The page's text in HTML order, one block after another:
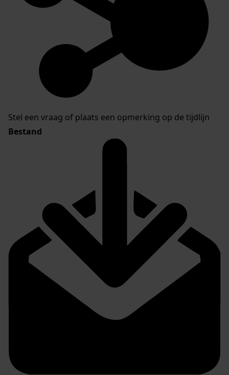
Stel een vraag of plaats een opmerking op de tijdlijn
Bestand